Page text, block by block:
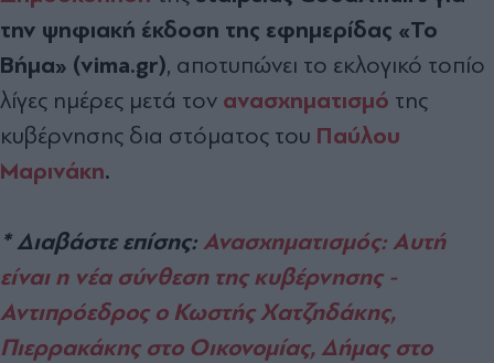
την ψηφιακή έκδοση της εφημερίδας «Το
Βήμα» (vima.gr), αποτυπώνει το εκλογικό τοπίο
λίγες ημέρες μετά τον ανασχηματισμό της
κυβέρνησης δια στόματος του Παύλου
Μαρινάκη.
* Διαβάστε επίσης:Ανασχηματισμός: Αυτή
είναι η νέα σύνθεση της κυβέρνησης -
Αντιπρόεδρος ο Κωστής Χατζηδάκης,
Πιερρακάκης στο Οικονομίας, Δήμας στο